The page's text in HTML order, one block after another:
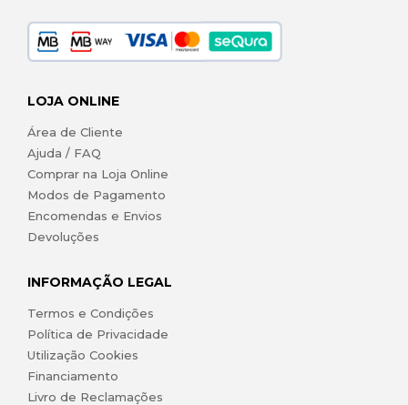
LOJA ONLINE
Área de Cliente
Ajuda / FAQ
Comprar na Loja Online
Modos de Pagamento
Encomendas e Envios
Devoluções
INFORMAÇÃO LEGAL
Termos e Condições
Política de Privacidade
Utilização Cookies
Financiamento
Livro de Reclamações